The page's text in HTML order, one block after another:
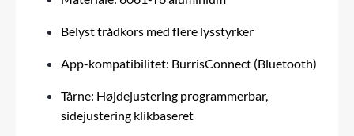
Belyst trådkors med flere lysstyrker
App-kompatibilitet: BurrisConnect (Bluetooth)
Tårne: Højdejustering programmerbar,
sidejustering klikbaseret